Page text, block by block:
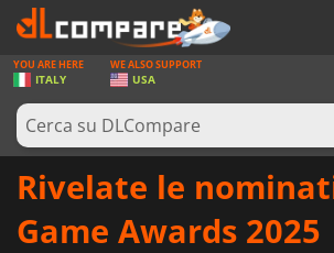
GIOCHI
PREPAGATE
SOFTWARE
YOU ARE HERE
ITALY
WE ALSO SUPPORT
USA
Rivelate le
Game Awards 2025